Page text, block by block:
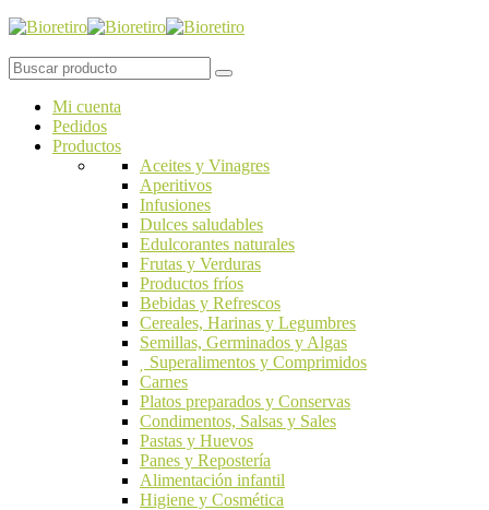
Mi cuenta
Pedidos
Productos
Aceites y Vinagres
Aperitivos
Infusiones
Dulces saludables
Edulcorantes naturales
Frutas y Verduras
Productos fríos
Bebidas y Refrescos
Cereales, Harinas y Legumbres
Semillas, Germinados y Algas
Superalimentos y Comprimidos
Carnes
Platos preparados y Conservas
Condimentos, Salsas y Sales
Pastas y Huevos
Panes y Repostería
Alimentación infantil
Higiene y Cosmética